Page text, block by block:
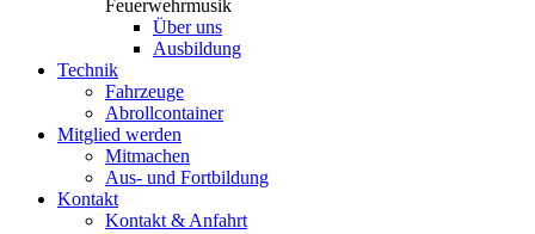
Feuerwehrmusik
Über uns
Ausbildung
Technik
Fahrzeuge
Abrollcontainer
Mitglied werden
Mitmachen
Aus- und Fortbildung
Kontakt
Kontakt & Anfahrt